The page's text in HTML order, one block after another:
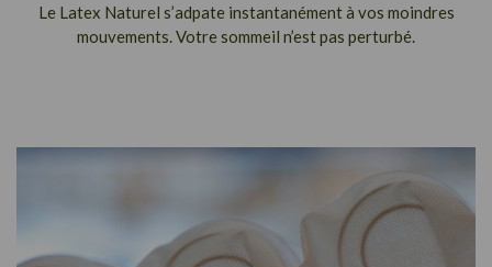
Le Latex Naturel s’adpate instantanément à vos moindres
mouvements. Votre sommeil n’est pas perturbé.